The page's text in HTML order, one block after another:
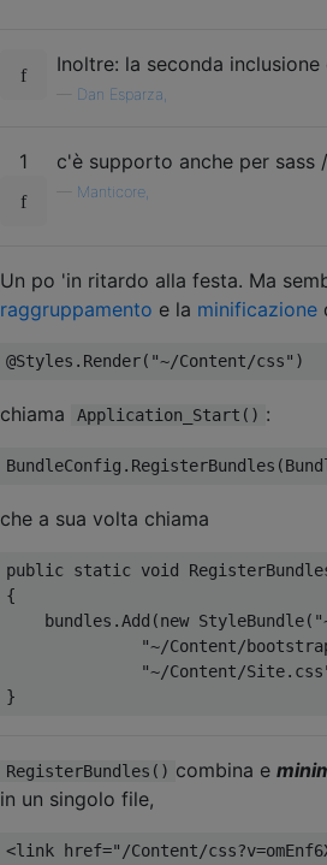
Inoltre: la seconda
Dan Esparza,
1 c'è supporto anche per sass
Manticore,
Un po 'in ritardo alla festa. Ma
raggruppamento e la minificazione
@Styles . Render( "~/Content/css" )
chiama Application_Start() :
BundleConfig . RegisterBundles (
che a sua volta chiama
public static void
{
    bundles
.Add (new StyleBundle(
"~/Content/
"~/Content/
}
RegisterBundles() combina e
in un singolo file,
<link href="/Content/